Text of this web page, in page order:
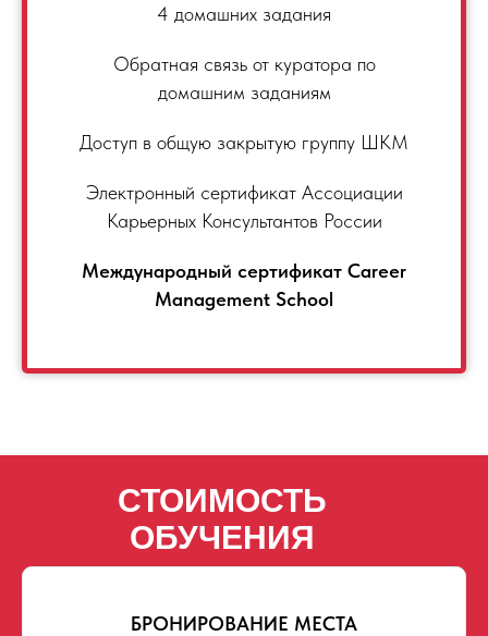
4 домашних задания
Обратная связь от куратора по
домашним заданиям
Доступ в общую закрытую группу ШКМ
Электронный сертификат Ассоциации
Карьерных Консультантов России
Международный сертификат Career
Management School
СТОИМОСТЬ
ОБУЧЕНИЯ
БРОНИРОВАНИЕ МЕСТА